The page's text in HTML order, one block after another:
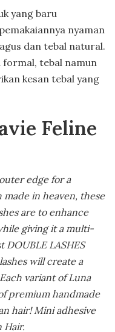
yang baru
nyaman
dan tebal natural.
formal, tebal namun
kesan tebal yang
Feline
edge for a
in heaven, these
are to enhance
giving it a multi-
LASHES
will create a
variant of Luna
premium handmade
hair! Mini adhesive
Hair.